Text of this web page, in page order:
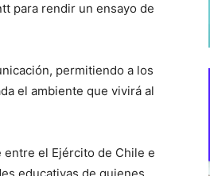
para rendir un ensayo de
permitiendo a los
el ambiente que vivirá al
el Ejército de Chile e